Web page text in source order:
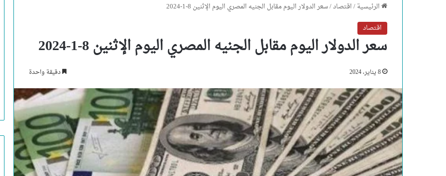
الرئيسية/اقتصاد/سعر الدولار اليوم مقابل الجنيه المصري اليوم الإثنين 8-1-2024
اقتصاد
سعر الدولار اليوم مقابل الجنيه المصري اليوم الإثنين 8-1-2024
8 يناير، 2024 دقيقة واحدة